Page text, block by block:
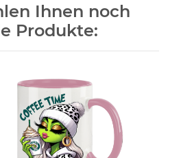
Ihnen noch
Produkte: